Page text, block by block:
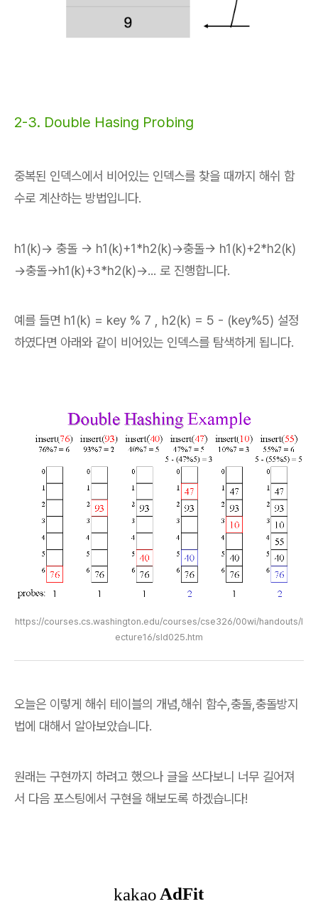
2-3. Double Hasing Probing
중복된 인덱스에서 비어있는 인덱스를 찾을 때까지 해쉬 함
수로 계산하는 방법입니다.
h1(k)→ 충돌 → h1(k)+1*h2(k)→충돌→ h1(k)+2*h2(k)
→충돌→h1(k)+3*h2(k)→... 로 진행합니다.
예를 들면 h1(k) = key % 7 , h2(k) = 5 - (key%5) 설정
하였다면 아래와 같이 비어있는 인덱스를 탐색하게 됩니다.
https://courses.cs.washington.edu/courses/cse326/00wi/handouts/l
ecture16/sld025.htm
오늘은 이렇게 해쉬 테이블의 개념,해쉬 함수,충돌,충돌방지
법에 대해서 알아보았습니다.
원래는 구현까지 하려고 했으나 글을 쓰다보니 너무 길어져
서 다음 포스팅에서 구현을 해보도록 하겠습니다!